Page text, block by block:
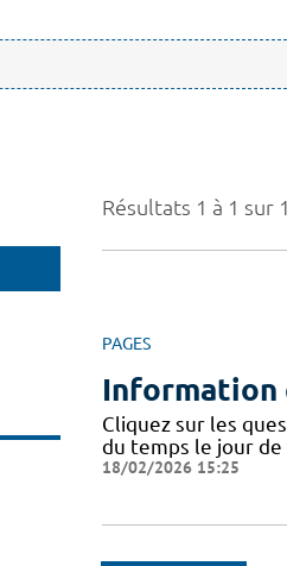
Résultats 1 à 1 sur
PAGES
Information
Cliquez sur les
du temps le jour
18/02/2026 15:25